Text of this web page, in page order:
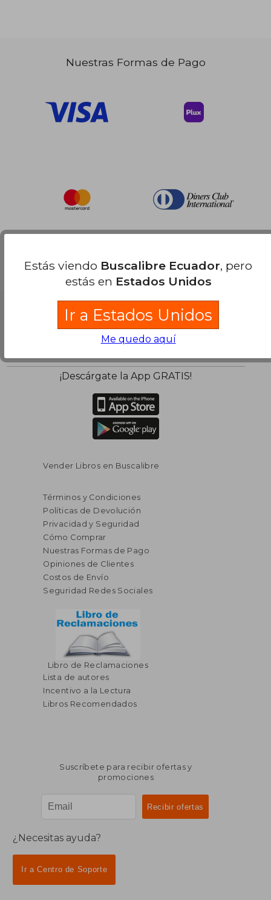
Nuestras Formas de Pago
¡Descárgate la App GRATIS!
Vender Libros en Buscalibre
Términos y Condiciones
Políticas de Devolución
Privacidad y Seguridad
Cómo Comprar
Nuestras Formas de Pago
Opiniones de Clientes
Costos de Envío
Seguridad Redes Sociales
Libro de Reclamaciones
Lista de autores
Incentivo a la Lectura
Libros Recomendados
Suscríbete para recibir ofertas y
promociones
¿Necesitas ayuda?
Ir a Centro de Soporte
Estás viendo Buscalibre Ecuador, pero
estás en Estados Unidos
Ir a Estados Unidos
Me quedo aquí